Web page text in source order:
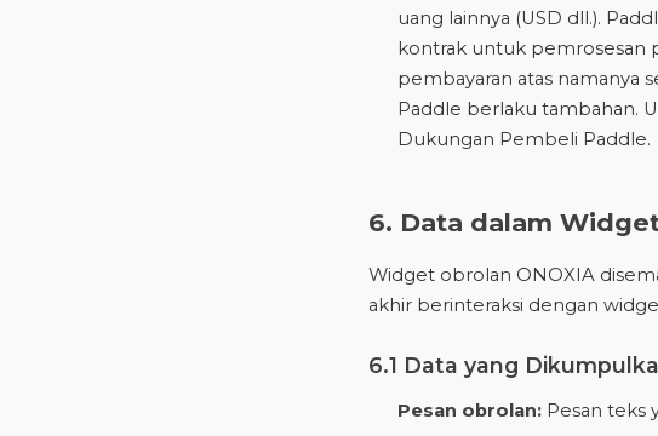
uang lainnya (USD dll.).
kontrak untuk pemrosesan
pembayaran atas namanya
Paddle berlaku tambahan.
Dukungan Pembeli Paddle.
6. Data dalam
Widget obrolan ONOXIA
akhir berinteraksi dengan
6.1 Data yang
Pesan obrolan: Pesan teks